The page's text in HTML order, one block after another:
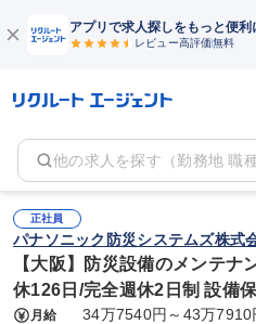
アプリで求人探しをもっと便利
レビュー高評価無料
他の求人を探す（勤務地 職
正社員
パナソニック防災システムズ株式
【大阪】防災設備のメンテナ
休126日/完全週休2日制 設備
月給 34万7540円～43万7910